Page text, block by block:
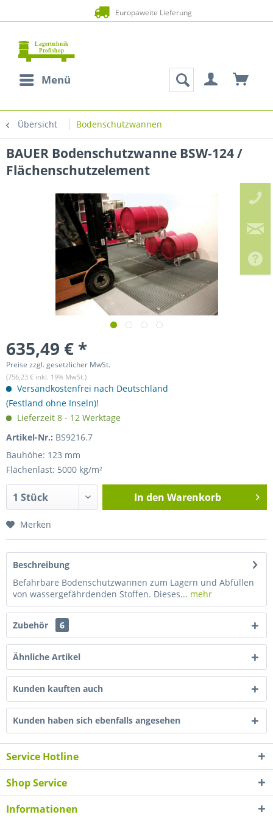
Europaweite Lieferung
Menü
Übersicht Bodenschutzwannen
BAUER Bodenschutzwanne BSW-124 /
Flächenschutzelement
635,49 € *
Preise zzgl. gesetzlicher MwSt.
(756,23 € inkl. 19% MwSt.)
Versandkostenfrei nach Deutschland
(Festland ohne Inseln)!
Lieferzeit 8 - 12 Werktage
Artikel-Nr.: BS9216.7
Bauhöhe: 123 mm
Flächenlast: 5000 kg/m²
In den Warenkorb
Merken
Beschreibung
Befahrbare Bodenschutzwannen zum Lagern und Abfüllen
von wassergefährdenden Stoffen. Dieses... mehr
Zubehör 6
Ähnliche Artikel
Kunden kauften auch
Kunden haben sich ebenfalls angesehen
Service Hotline
Shop Service
Informationen